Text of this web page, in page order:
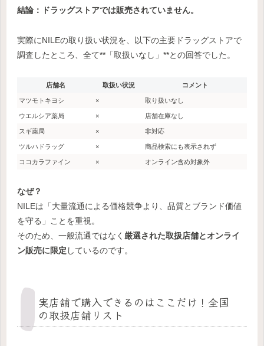
結論：ドラッグストアでは販売されていません。
実際にNILEの取り扱い状況を、以下の主要ドラッグストアで
調査したところ、全て**「取扱いなし」**との回答でした。
店舗名 取扱い状況 コメント
マツモトキヨシ × 取り扱いなし
ウエルシア薬局 × 店舗在庫なし
スギ薬局 × 非対応
ツルハドラッグ × 商品検索にも表示されず
ココカラファイン × オンライン含め対象外
なぜ？
NILEは「大量流通による価格競争より、品質とブランド価値
を守る」ことを重視。
そのため、一般流通ではなく 厳選された取扱店舗とオンライ
ン販売に限定 しているのです。
実店舗で購入できるのはここだけ！全国
の取扱店舗リスト